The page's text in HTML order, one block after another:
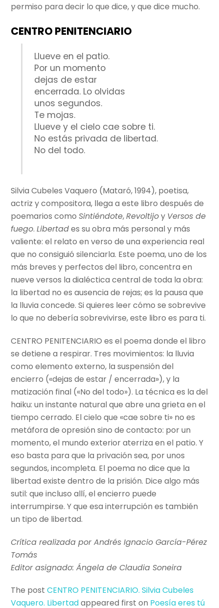
permiso para decir lo que dice, y que dice mucho.
CENTRO PENITENCIARIO
Llueve en el patio.
Por un momento
dejas de estar
encerrada. Lo olvidas
unos segundos.
Te mojas.
Llueve y el cielo cae sobre ti.
No estás privada de libertad.
No del todo.
Silvia Cubeles Vaquero (Mataró, 1994), poetisa,
actriz y compositora, llega a este libro después de
poemarios comoSintiéndote,Revoltijoy Versos de
fuego.Libertades su obra más personal y más
valiente: el relato en verso de una experiencia real
que no consiguió silenciarla. Este poema, uno de los
más breves y perfectos del libro, concentra en
nueve versos la dialéctica central de toda la obra:
la libertad no es ausencia de rejas; es la pausa que
la lluvia concede. Si quieres leer cómo se sobrevive
lo que no debería sobrevivirse, este libro es para ti.
CENTRO PENITENCIARIO es el poema donde el libro
se detiene a respirar. Tres movimientos: la lluvia
como elemento externo, la suspensión del
encierro («dejas de estar / encerrada»), y la
matización final («No del todo»). La técnica es la del
haiku: un instante natural que abre una grieta en el
tiempo cerrado. El cielo que «cae sobre ti» no es
metáfora de opresión sino de contacto: por un
momento, el mundo exterior aterriza en el patio. Y
eso basta para que la privación sea, por unos
segundos, incompleta. El poema no dice que la
libertad existe dentro de la prisión. Dice algo más
sutil: que incluso allí, el encierro puede
interrumpirse. Y que esa interrupción es también
un tipo de libertad.
Crítica realizada por Andrés Ignacio García-Pérez
Tomás
Editor asignado: Ángela de Claudia Soneira
The postCENTRO PENITENCIARIO. Silvia Cubeles
Vaquero. Libertadappeared first on Poesí­a eres tú